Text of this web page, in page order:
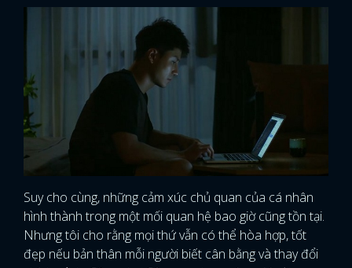
Suy cho cùng, những cảm xúc chủ quan của cá nhân
hình thành trong một mối quan hệ bao giờ cũng tồn tại.
Nhưng tôi cho rằng mọi thứ vẫn có thể hòa hợp, tốt
đẹp nếu bản thân mỗi người biết cân bằng và thay đổi